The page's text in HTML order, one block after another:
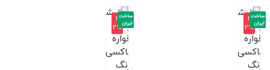
-3
2%
ساخت
ایران
-3
2%
ساخت
ایران